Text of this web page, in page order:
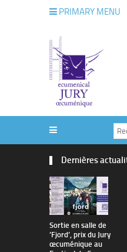
PRIMARY MENU
Dernières
Sortie en salle de
’Fjord’, prix du Jury
œcuménique au